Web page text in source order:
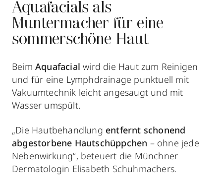
Aquafacials als
Muntermacher für eine
sommerschöne Haut
Beim Aquafacialwird die Haut zum Reinigen
und für eine Lymphdrainage punktuell mit
Vakuumtechnik leicht angesaugt und mit
Wasser umspült.
„Die Hautbehandlung entfernt schonend
abgestorbene Hautschüppchen – ohne jede
Nebenwirkung“, beteuert die Münchner
Derma­tologin Elisabeth Schuhmachers.